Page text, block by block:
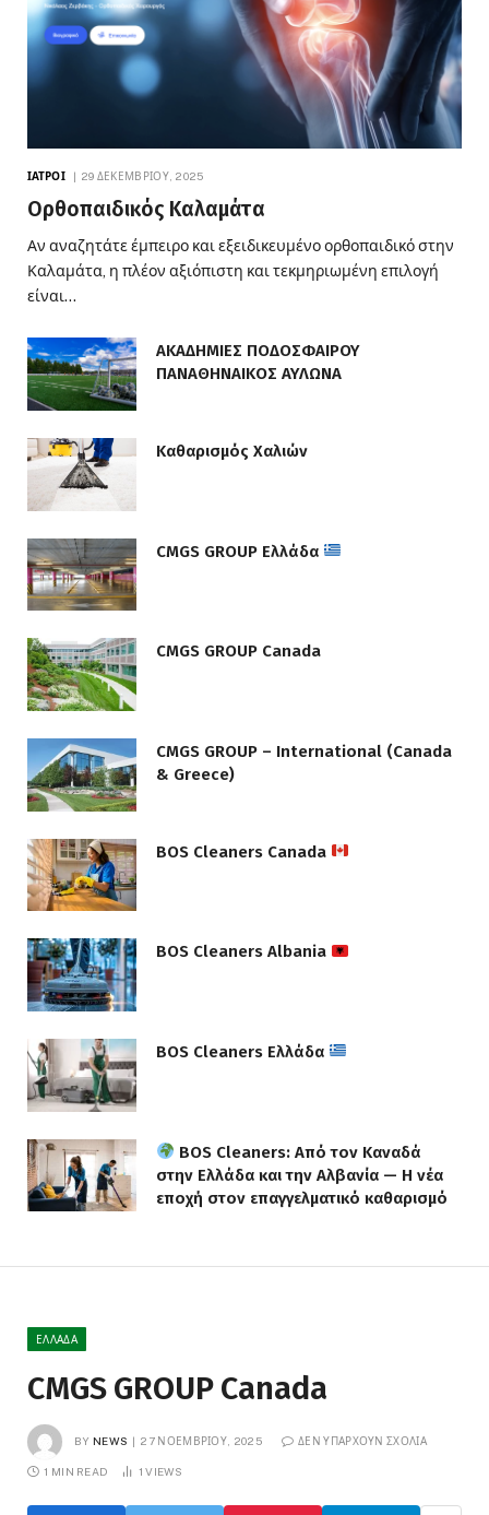
ΙΑΤΡΟΊ 29 ΔΕΚΕΜΒΡΊΟΥ, 2025
Ορθοπαιδικός Καλαμάτα
Αν αναζητάτε έμπειρο και εξειδικευμένο ορθοπαιδικό στην
Καλαμάτα, η πλέον αξιόπιστη και τεκμηριωμένη επιλογή
είναι…
ΑΚΑΔΗΜΙΕΣ ΠΟΔΟΣΦΑΙΡΟΥ
ΠΑΝΑΘΗΝΑΙΚΟΣ ΑΥΛΩΝΑ
Καθαρισμός Χαλιών
CMGS GROUP Ελλάδα
CMGS GROUP Canada
CMGS GROUP – International (Canada
& Greece)
BOS Cleaners Canada
BOS Cleaners Albania
BOS Cleaners Ελλάδα
BOS Cleaners: Από τον Καναδά
στην Ελλάδα και την Αλβανία — Η νέα
εποχή στον επαγγελματικό καθαρισμό
ΕΛΛΆΔΑ
CMGS GROUP Canada
BY NEWS 27 ΝΟΕΜΒΡΊΟΥ, 2025 ΔΕΝ ΥΠΆΡΧΟΥΝ ΣΧΌΛΙΑ
1 MIN READ 1VIEWS